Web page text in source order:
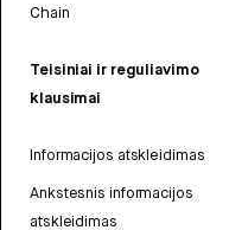
Chain
Teisiniai ir reguliavimo
klausimai
Informacijos atskleidimas
Ankstesnis informacijos
atskleidimas